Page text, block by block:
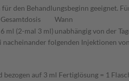
den Behandlungsbeginn geeignet.
Gesamtdosis
Wann
6 ml (2-mal 3 ml) unabhängig von der
folgenden Injektionen
bezogen auf 3 ml Fertiglösung = 1